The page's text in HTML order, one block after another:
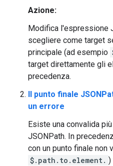
Azione:
Modifica l'espressione
scegliere come target
principale (ad esempio
target direttamente gli
precedenza.
Il punto finale
un errore
Esiste una convalida
JSONPath. In
con un punto finale non
$.path.to.element. )